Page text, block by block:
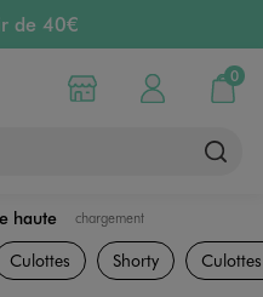
de 40€
en magasin
jours
Choisir mon magasin
Mon compte
0
Mon
haute chargement
Lingerie
Culottes Shorty